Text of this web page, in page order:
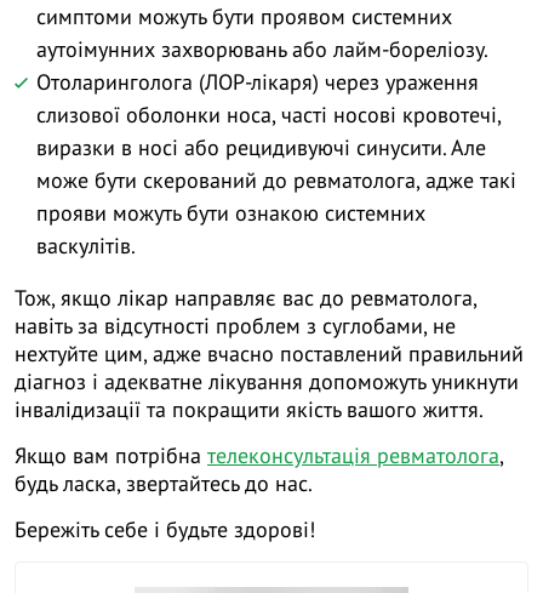
симптоми можуть бути проявом системних
аутоімунних захворювань або лайм-бореліозу.
Отоларинголога (ЛОР-лікаря) через ураження
слизової оболонки носа, часті носові кровотечі,
виразки в носі або рецидивуючі синусити. Але
може бути скерований до ревматолога, адже такі
прояви можуть бути ознакою системних
васкулітів.
Тож, якщо лікар направляє вас до ревматолога,
навіть за відсутності проблем з суглобами, не
нехтуйте цим, адже вчасно поставлений правильний
діагноз і адекватне лікування допоможуть уникнути
інвалідизації та покращити якість вашого життя.
Якщо вам потрібна телеконсультація ревматолога,
будь ласка, звертайтесь до нас.
Бережіть себе і будьте здорові!